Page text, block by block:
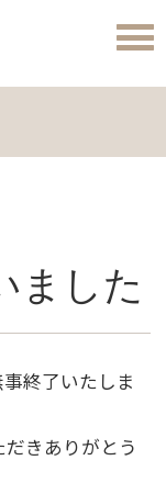
ました
終了いたしま
きありがとう